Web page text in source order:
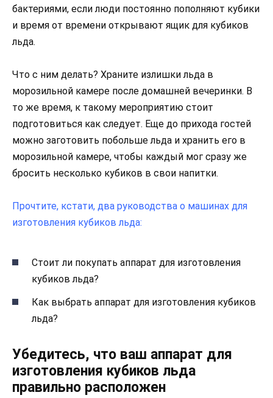
бактериями, если люди постоянно пополняют кубики
и время от времени открывают ящик для кубиков
льда.
Что с ним делать? Храните излишки льда в
морозильной камере после домашней вечеринки. В
то же время, к такому мероприятию стоит
подготовиться как следует. Еще до прихода гостей
можно заготовить побольше льда и хранить его в
морозильной камере, чтобы каждый мог сразу же
бросить несколько кубиков в свои напитки.
Прочтите, кстати, два руководства о машинах для
изготовления кубиков льда:
Стоит ли покупать аппарат для изготовления
кубиков льда?
Как выбрать аппарат для изготовления кубиков
льда?
Убедитесь, что ваш аппарат для
изготовления кубиков льда
правильно расположен